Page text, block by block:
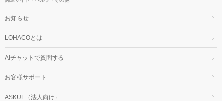
お知らせ
LOHACOとは
AIチャットで質問する
お客様サポート
ASKUL（法人向け）